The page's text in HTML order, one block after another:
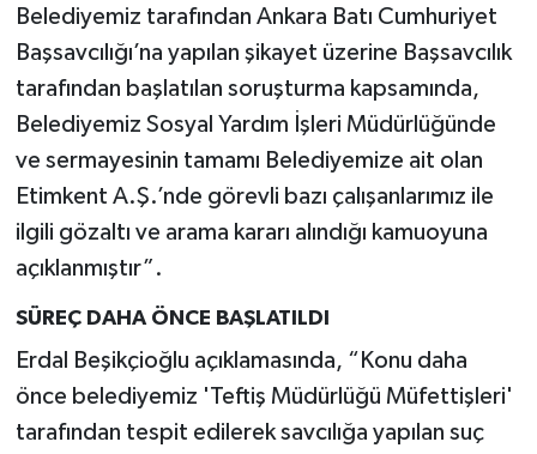
Belediyemiz tarafından Ankara Batı Cumhuriyet
Başsavcılığı’na yapılan şikayet üzerine Başsavcılık
tarafından başlatılan soruşturma kapsamında,
Belediyemiz Sosyal Yardım İşleri Müdürlüğünde
ve sermayesinin tamamı Belediyemize ait olan
Etimkent A.Ş.’nde görevli bazı çalışanlarımız ile
ilgili gözaltı ve arama kararı alındığı kamuoyuna
açıklanmıştır”.
SÜREÇ DAHA ÖNCE BAŞLATILDI
Erdal Beşikçioğlu açıklamasında, “Konu daha
önce belediyemiz 'Teftiş Müdürlüğü Müfettişleri'
tarafından tespit edilerek savcılığa yapılan suç